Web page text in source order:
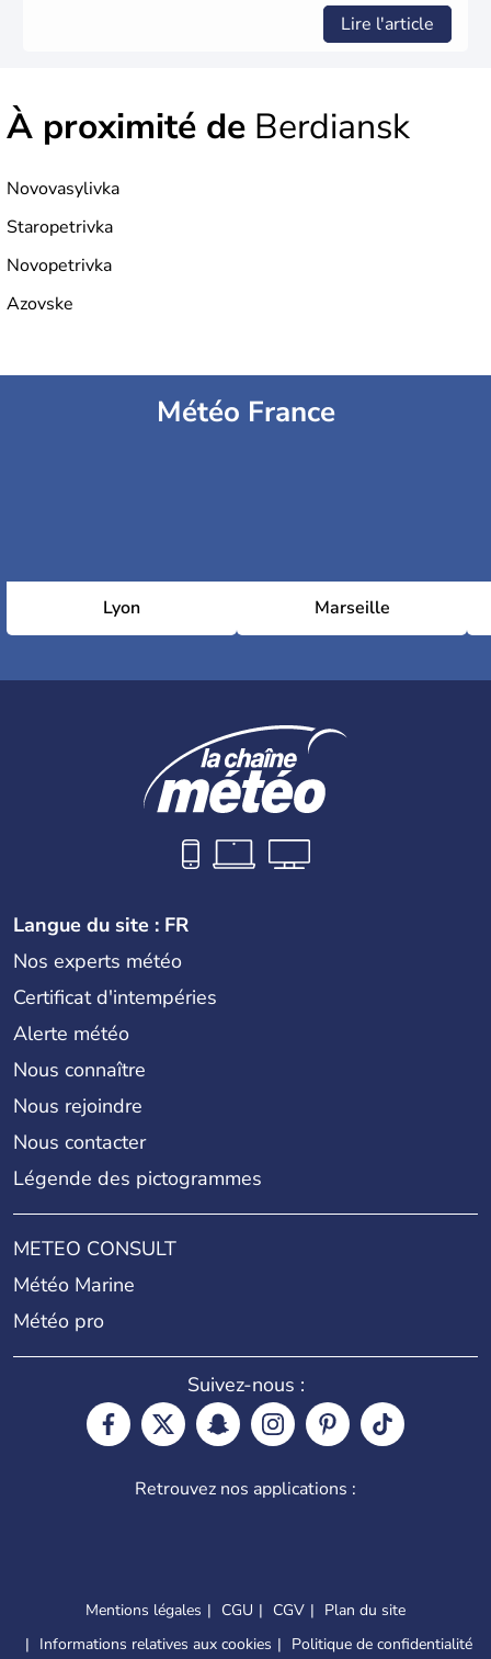
Lire l'article
À proximité de Berdiansk
Novovasylivka
Staropetrivka
Novopetrivka
Azovske
Météo France
Lyon Marseille
Langue du site : FR
Nos experts météo
Certificat d'intempéries
Alerte météo
Nous connaître
Nous rejoindre
Nous contacter
Légende des pictogrammes
METEO CONSULT
Météo Marine
Météo pro
Suivez-nous :
Retrouvez nos applications :
Mentions légales CGU CGV
Plan du site
Informations relatives aux cookies
Politique de confidentialité